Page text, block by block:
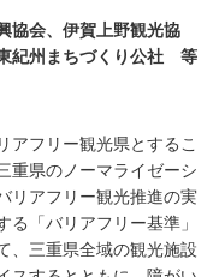
協会、伊賀上野観光協
紀州まちづくり公社 等
フリー観光県とするこ
重県のノーマライゼーシ
リアフリー観光推進の実
「バリアフリー基準」
、三重県全域の観光施設